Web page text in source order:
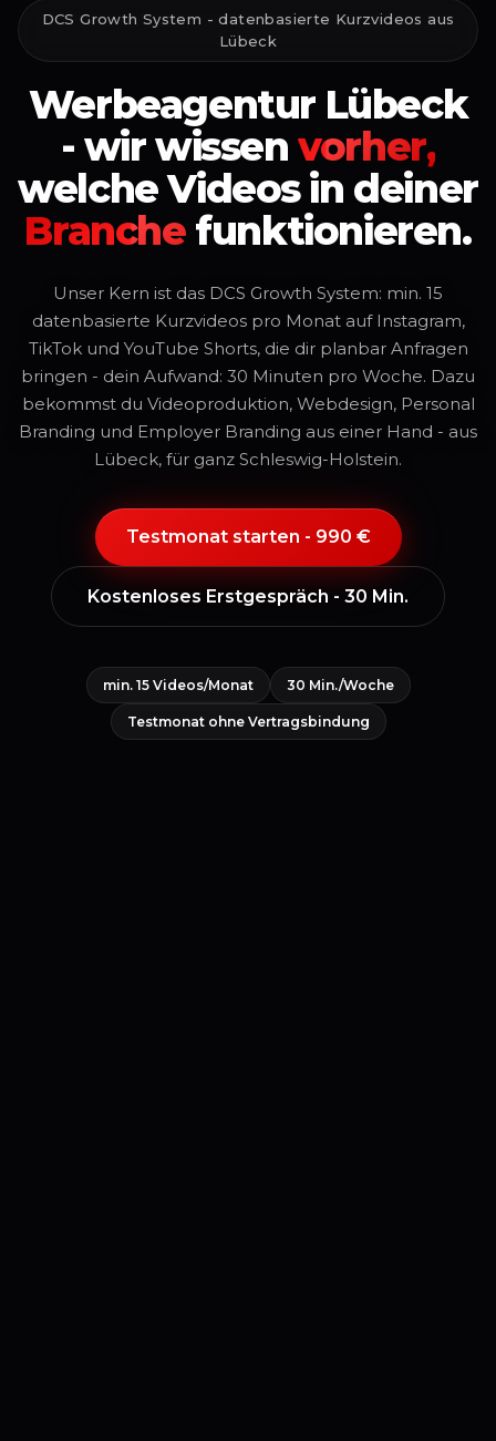
DCS Growth System - datenbasierte Kurzvideos aus
Lübeck
Werbeagentur Lübeck
- wirwissen vorher,
welcheVideos in deiner
Branche funktionieren.
Unser Kern ist das DCS Growth System: min. 15
datenbasierte Kurzvideos pro Monat auf Instagram,
TikTok und YouTube Shorts, die dir planbar Anfragen
bringen - dein Aufwand: 30 Minuten pro Woche. Dazu
bekommst du Videoproduktion, Webdesign, Personal
Branding und Employer Branding aus einer Hand - aus
Lübeck, für ganz Schleswig-Holstein.
Testmonat starten - 990 €
Kostenloses Erstgespräch - 30 Min.
min. 15 Videos/Monat 30 Min./Woche
Testmonat ohne Vertragsbindung